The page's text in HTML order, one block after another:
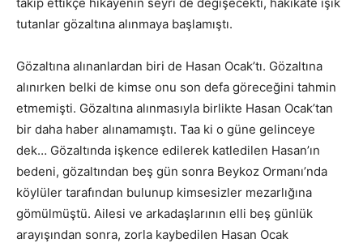
tutanlar gözaltına alınmaya başlamıştı.
Gözaltına alınanlardan biri de Hasan Ocak’tı. Gözaltına
alınırken belki de kimse onu son defa göreceğini tahmin
etmemişti. Gözaltına alınmasıyla birlikte Hasan Ocak’tan
bir daha haber alınamamıştı. Taa ki o güne gelinceye
dek… Gözaltında işkence edilerek katledilen Hasan’ın
bedeni, gözaltından beş gün sonra Beykoz Ormanı’nda
köylüler tarafından bulunup kimsesizler mezarlığına
gömülmüştü. Ailesi ve arkadaşlarının elli beş günlük
arayışından sonra, zorla kaybedilen Hasan Ocak